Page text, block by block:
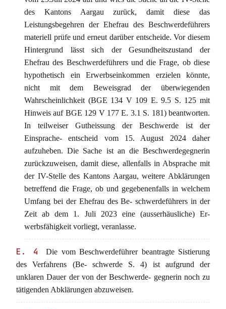
des Kantons Aargau zurück, damit diese das
Leistungsbegehren der Ehefrau des Beschwerdeführers
materiell prüfe und erneut darüber entscheide. Vor diesem
Hintergrund lässt sich der Gesundheitszustand der
Ehefrau des Beschwerdeführers und die Frage, ob diese
hypothetisch ein Erwerbseinkommen erzielen könnte,
nicht mit dem Beweisgrad der überwiegenden
Wahrscheinlichkeit (BGE 134 V 109 E. 9.5 S. 125 mit
Hinweis auf BGE 129 V 177 E. 3.1 S. 181) beantworten.
In teilweiser Gutheissung der Beschwerde ist der
Einsprache- entscheid vom 15. August 2024 daher
aufzuheben. Die Sache ist an die Beschwerdegegnerin
zurückzuweisen, damit diese, allenfalls in Absprache mit
der IV-Stelle des Kantons Aargau, weitere Abklärungen
betreffend die Frage, ob und gegebenenfalls in welchem
Umfang bei der Ehefrau des Be- schwerdeführers in der
Zeit ab dem 1. Juli 2023 eine (ausserhäusliche) Er-
werbsfähigkeit vorliegt, veranlasse.
E. 4
Die vom Beschwerdeführer beantragte Sistierung
des Verfahrens (Be- schwerde S. 4) ist aufgrund der
unklaren Dauer der von der Beschwerde- gegnerin noch zu
tätigenden Abklärungen abzuweisen.